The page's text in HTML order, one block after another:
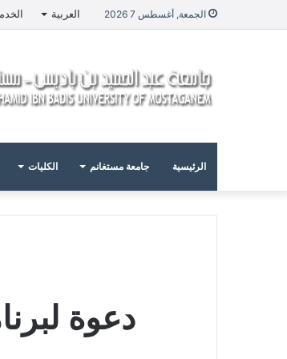
الجمعة, أغسطس 7 2026 العربية
الرئيسية جامعة مستغانم الكليات
دعوة